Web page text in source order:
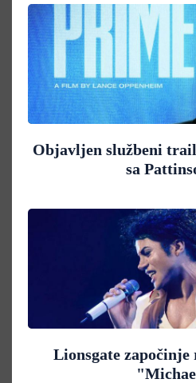
Objavljen službeni
sa
Lionsgate započinje